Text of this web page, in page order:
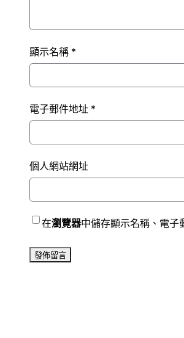
顯示名稱 *
電子郵件地址 *
個人網站網址
在瀏覽器中儲存顯示名稱、電子